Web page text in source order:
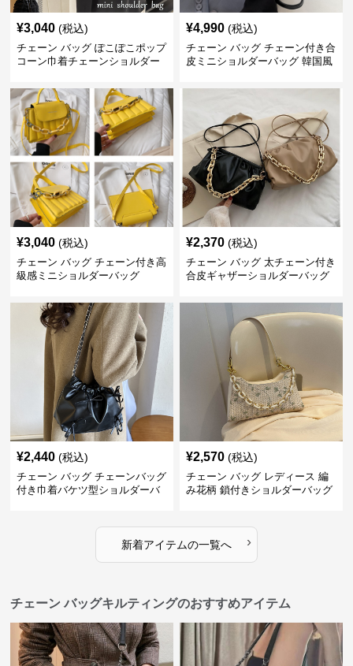
¥3,040 (税込)
チェーン バッグ ぽこぽこポップ
コーン巾着チェーンショルダー
¥4,990 (税込)
チェーン バッグ チェーン付き合
皮ミニショルダーバッグ 韓国風
¥3,040 (税込)
チェーン バッグ チェーン付き高
級感ミニショルダーバッグ
¥2,370 (税込)
チェーン バッグ 太チェーン付き
合皮ギャザーショルダーバッグ
¥2,440 (税込)
チェーン バッグ チェーンバッグ
付き巾着バケツ型ショルダーバ
¥2,570 (税込)
チェーン バッグ レディース 編
み花柄 鎖付きショルダーバッグ
新着アイテムの一覧へ ›
チェーン バッグキルティングのおすすめアイテム